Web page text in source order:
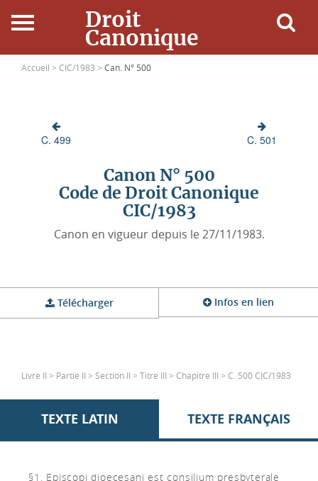
Droit
Canonique
Accueil
Ressources
Accueil > CIC/1983 > Can. N° 500
C. 499 C. 501
Canon N° 500
Code de Droit Canonique
CIC/1983
Canon en vigueur depuis le 27/11/1983.
Télécharger Infos en lien
Livre II > Partie II > Section II > Titre III > Chapitre III > C. 500 CIC/1983
TEXTE LATIN TEXTE FRANÇAIS
§1. Episcopi dioecesani est consilium presbyterale